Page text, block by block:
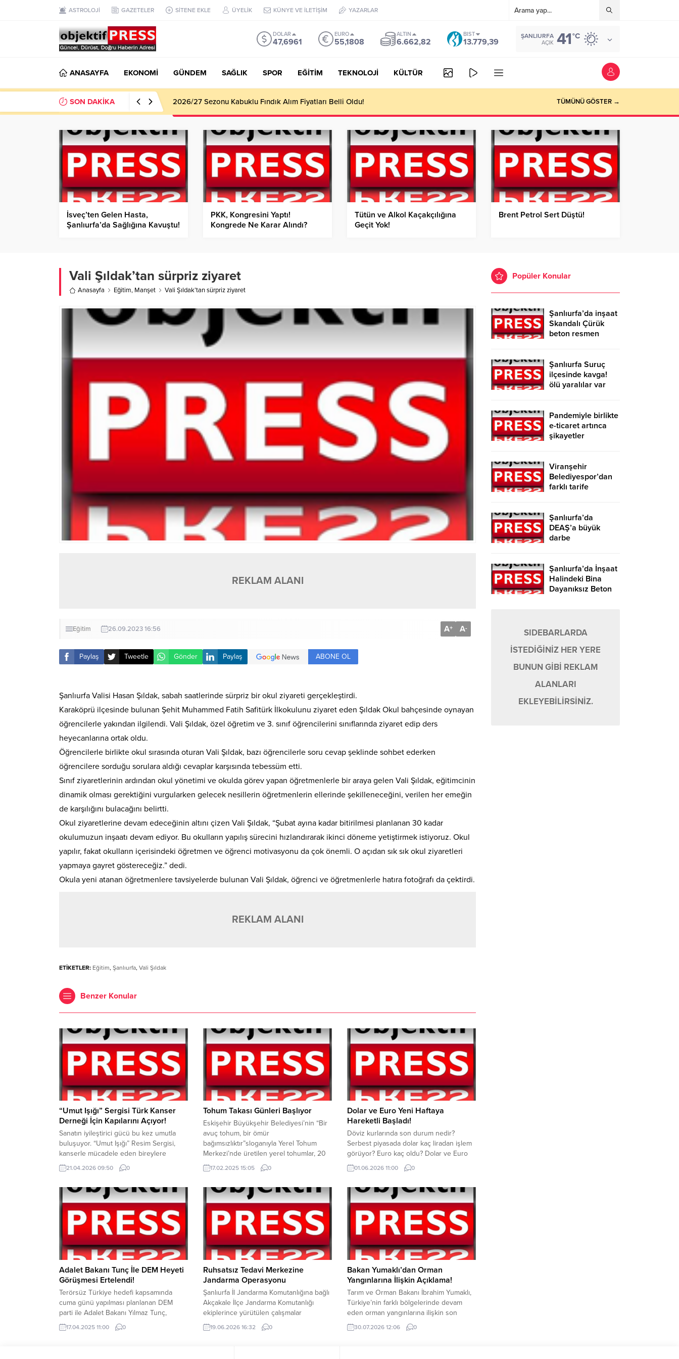
ASTROLOJİ GAZETELER SİTENE EKLE ÜYELİK KÜNYE VE İLETİŞİM YAZARLAR
DOLAR
47,6961
EURO
55,1808
ALTIN
6.662,82
BIST
13.779,39
ŞANLIURFA
AÇIK 41°C
ANASAYFA EKONOMİ GÜNDEM SAĞLIK SPOR EĞİTİM TEKNOLOJİ KÜLTÜR
SON DAKİKA 2026/27 Sezonu Kabuklu Fındık Alım Fiyatları Belli Oldu! TÜMÜNÜ GÖSTER →
İsveç’ten Gelen Hasta,
Şanlıurfa’da Sağlığına Kavuştu!
PKK, Kongresini Yaptı!
Kongrede Ne Karar Alındı?
Tütün ve Alkol Kaçakçılığına
Geçit Yok!
Brent Petrol Sert Düştü!
Vali Şıldak’tan sürpriz ziyaret
Anasayfa Eğitim, Manşet Vali Şıldak’tan sürpriz ziyaret
REKLAM ALANI
Eğitim 26.09.2023 16:56 A+ A-
Paylaş Tweetle Gönder Paylaş ABONE OL
Şanlıurfa Valisi Hasan Şıldak, sabah saatlerinde sürpriz bir okul ziyareti gerçekleştirdi.
Karaköprü ilçesinde bulunan Şehit Muhammed Fatih Safitürk İlkokulunu ziyaret eden Şıldak Okul bahçesinde oynayan
öğrencilerle yakından ilgilendi. Vali Şıldak, özel öğretim ve 3. sınıf öğrencilerini sınıflarında ziyaret edip ders
heyecanlarına ortak oldu.
Öğrencilerle birlikte okul sırasında oturan Vali Şıldak, bazı öğrencilerle soru cevap şeklinde sohbet ederken
öğrencilere sorduğu sorulara aldığı cevaplar karşısında tebessüm etti.
Sınıf ziyaretlerinin ardından okul yönetimi ve okulda görev yapan öğretmenlerle bir araya gelen Vali Şıldak, eğitimcinin
dinamik olması gerektiğini vurgularken gelecek nesillerin öğretmenlerin ellerinde şekilleneceğini, verilen her emeğin
de karşılığını bulacağını belirtti.
Okul ziyaretlerine devam edeceğinin altını çizen Vali Şıldak, “Şubat ayına kadar bitirilmesi planlanan 30 kadar
okulumuzun inşaatı devam ediyor. Bu okulların yapılış sürecini hızlandırarak ikinci döneme yetiştirmek istiyoruz. Okul
yapılır, fakat okulların içerisindeki öğretmen ve öğrenci motivasyonu da çok önemli. O açıdan sık sık okul ziyaretleri
yapmaya gayret göstereceğiz.” dedi.
Okula yeni atanan öğretmenlere tavsiyelerde bulunan Vali Şıldak, öğrenci ve öğretmenlerle hatıra fotoğrafı da çektirdi.
REKLAM ALANI
ETİKETLER: Eğitim, Şanlıurfa, Vali Şıldak
Benzer Konular
“Umut Işığı” Sergisi Türk Kanser
Derneği İçin Kapılarını Açıyor!
Sanatın iyileştirici gücü bu kez umutla
buluşuyor. “Umut Işığı” Resim Sergisi,
kanserle mücadele eden bireylere
destek olmak amacıyla 18–25 Nisan 2026
tarihleri arasında Beşiktaş Akatlar
araya getiriyor. Birbirinden değerli
sanatçıların eserlerinden
oluşan sergide; Tülin Sönmez, Nurten
Balaban, Faysal Çakmaz, Nevzat Çevik,
Mavi Ressam, İlhan Kılınç, Ergün Öksüz,
Murat Halıcı, Remzi Taşkıran,
Mehmet Erdoğmuş, Bayro...
21.04.2026 09:50 0
Tohum Takası Günleri Başlıyor
Eskişehir Büyükşehir Belediyesi’nin “Bir
avuç tohum, bir ömür
bağımsızlıktır”sloganıyla Yerel Tohum
Merkezi’nde üretilen yerel tohumlar, 20
Şubat – 22 Marttarihleri arasında kent
merkezinin yanı sıra kırsal ilçelerde
hayvancılıkta üreticilere destek olmaya
devam eden Büyükşehir Belediyesi,
yereltohumun yaygınlaştırılması amacıyla
da çalışmalarını aralıksız
sürdürüyor.Eskişehir Büyükşehir
Belediyesi Yerel Tohum Merkezi’nde...
17.02.2025 15:05 0
Dolar ve Euro Yeni Haftaya
Hareketli Başladı!
Döviz kurlarında son durum nedir?
Serbest piyasada dolar kaç liradan işlem
görüyor? Euro kaç oldu? Dolar ve Euro
haftanın ilk işlem gününde yükselişle
başladı. Jeopolitik riskler ve petrol
ediyor. Serbest döviz piyasasında dolar
saat 10.55 itibariyle 45.91 TL civarında
işlem görüyor. Euro ise aynı saat...
01.06.2026 11:00 0
Adalet Bakanı Tunç İle DEM Heyeti
Görüşmesi Ertelendi!
Terörsüz Türkiye hedefi kapsamında
cuma günü yapılması planlanan DEM
parti ile Adalet Bakanı Yılmaz Tunç,
görüşmesi ertelendi. DEM Parti
Milletvekili Sırrı Süreyya Önder’in
17.04.2025 11:00 0
Ruhsatsız Tedavi Merkezine
Jandarma Operasyonu
Şanlıurfa İl Jandarma Komutanlığına bağlı
Akçakale İlçe Jandarma Komutanlığı
ekiplerince yürütülen çalışmalar
kapsamında, Akçakale ilçesinde ruhsatsız
olarak bel fıtığı ile kırık-çıkık tedavisi
düzenlendi. Gerçekleştirilen operasyonel
19.06.2026 16:32 0
Bakan Yumaklı’dan Orman
Yangınlarına İlişkin Açıklama!
Tarım ve Orman Bakanı İbrahim Yumaklı,
Türkiye’nin farklı bölgelerinde devam
eden orman yangınlarına ilişkin son
durumu paylaştı. Yumaklı, Yalova, Kütahya
ve Çanakkale’deki bazı yangınların
30.07.2026 12:06 0
Popüler Konular
Şanlıurfa’da inşaat
Skandalı Çürük
beton resmen
Şanlıurfa Suruç
ilçesinde kavga!
ölü yaralılar var
Pandemiyle birlikte
e-ticaret artınca
şikayetler
Viranşehir
Belediyespor’dan
farklı tarife
Şanlıurfa’da
DEAŞ’a büyük
darbe
Şanlıurfa’da İnşaat
Halindeki Bina
Dayanıksız Beton
SIDEBARLARDA
İSTEDİĞİNİZ HER YERE
BUNUN GİBİ REKLAM
ALANLARI
EKLEYEBİLİRSİNİZ.